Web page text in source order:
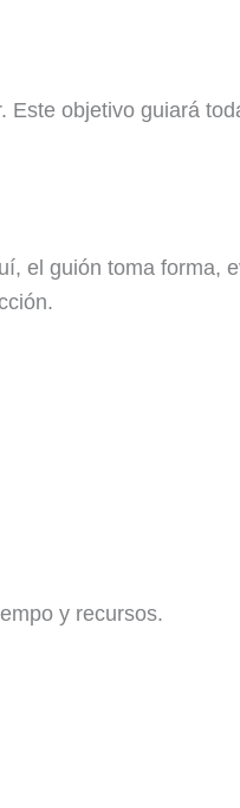
Este objetivo guiará
el guión toma forma,
y recursos.